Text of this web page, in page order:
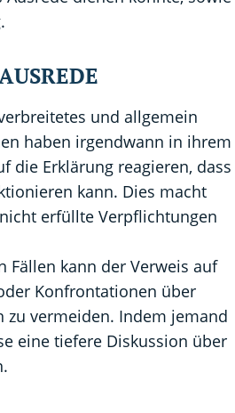
und allgemein
haben irgendwann in ihrem
die Erklärung reagieren, dass
kann. Dies macht
erfüllte Verpflichtungen
Fällen kann der Verweis auf
Konfrontationen über
zu vermeiden. Indem jemand
eine tiefere Diskussion über